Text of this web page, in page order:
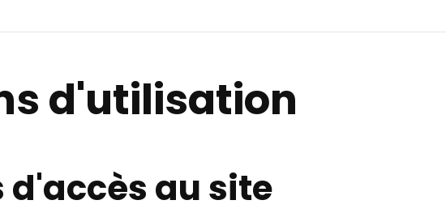
d'utilisation
au site